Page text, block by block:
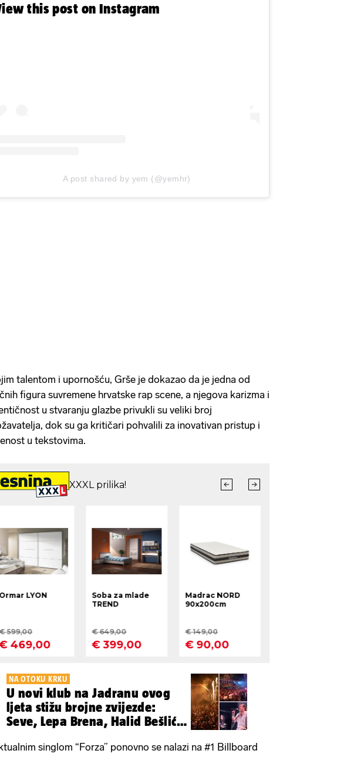
this post on Instagram
A post shared by yem (@yemhr)
talentom i upornošću, Grše je dokazao da je jedna od
figura suvremene hrvatske rap scene, a njegova karizma i
u stvaranju glazbe privukli su veliki broj
dok su ga kritičari pohvalili za inovativan pristup i
u tekstovima.
NA OTOKU KRKU
U novi klub na Jadranu ovog
ljeta stižu brojne zvijezde:
Seve, Lepa Brena, Halid Bešlić,
singlom “Forza” ponovno se nalazi na #1 Billboard